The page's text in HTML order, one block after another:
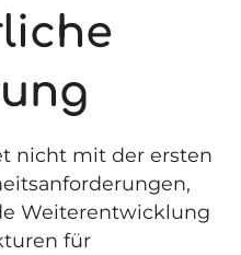
nicht mit der ersten
Weiterentwicklung
für